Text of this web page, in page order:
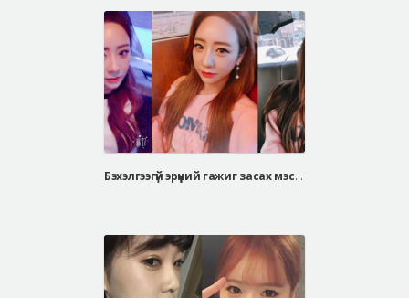
Бэхэлгээгүй эрүүний гажиг засах мэс засал, V-line дөрвөлжин эрүүний мэс засал